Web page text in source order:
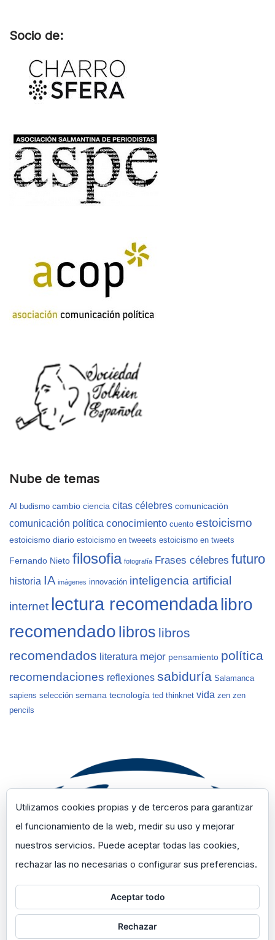
Socio de:
Nube de temas
AI budismo cambio ciencia citas célebres comunicación
comunicación política conocimiento cuento estoicismo
estoicismo diario estoicismo en tweeets estoicismo en tweets
Fernando Nieto filosofia fotografía Frases célebres futuro
historia IA imágenes innovación inteligencia artificial
internet lectura recomendada libro
recomendado libros libros
recomendados literatura mejor pensamiento política
recomendaciones reflexiones sabiduría Salamanca
sapiens selección semana tecnología ted thinknet vida zen zen
pencils
Utilizamos cookies propias y de terceros para garantizar
el funcionamiento de la web, medir su uso y mejorar
nuestros servicios. Puede aceptar todas las cookies,
rechazar las no necesarias o configurar sus preferencias.
Aceptar todo
Rechazar